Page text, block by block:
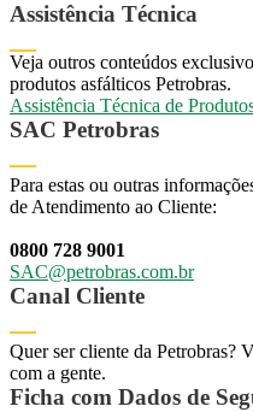
Assistência Técnica
Veja outros conteúdos
produtos asfálticos Petrobras.
Assistência Técnica de
Assistência Técnica de
SAC Petrobras
Para estas ou outras
de Atendimento ao Cliente:
0800 728 9001
SAC@petrobras.com.br
SAC@petrobras.com.br
Canal Cliente
Quer ser cliente da Petrobras?
com a gente.
Acessar Canal Cliente
Acessar Canal Cliente
Ficha com Dados de